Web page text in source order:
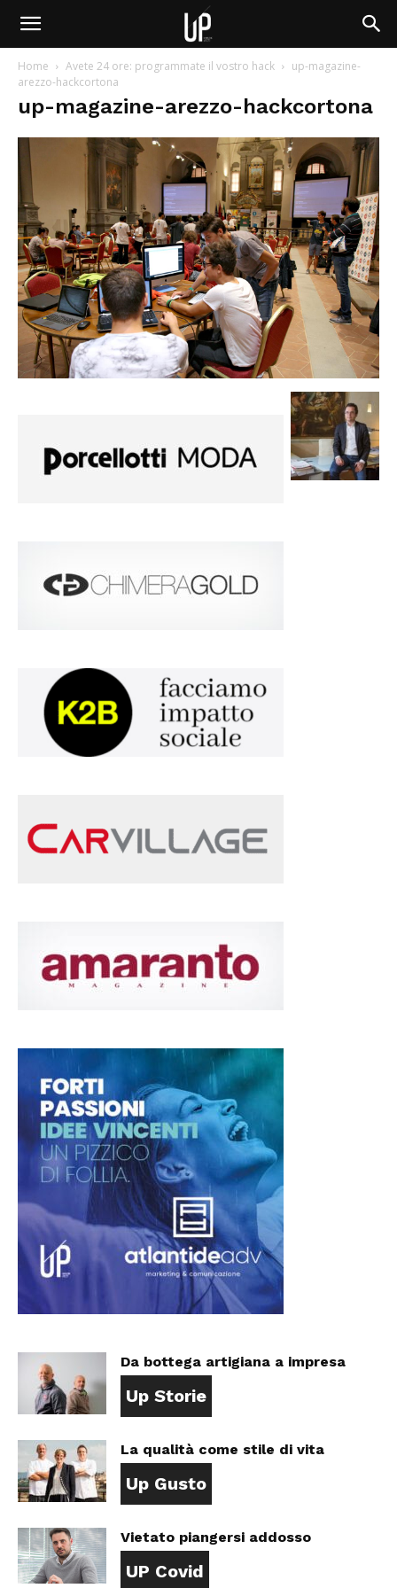
Home Avete 24 ore: programmate il vostro hack
up-magazine-
arezzo-hackcortona
up-magazine-arezzo-hackcortona
Da bottega artigiana a impresa
Up Storie
La qualità come stile di vita
Up Gusto
Vietato piangersi addosso
UP Covid